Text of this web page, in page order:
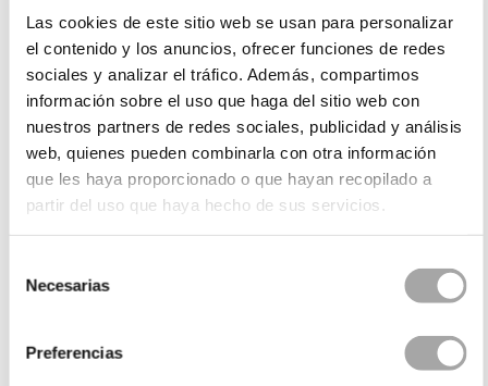
Las cookies de este sitio web se usan para personalizar
el contenido y los anuncios, ofrecer funciones de redes
sociales y analizar el tráfico. Además, compartimos
información sobre el uso que haga del sitio web con
nuestros partners de redes sociales, publicidad y análisis
web, quienes pueden combinarla con otra información
que les haya proporcionado o que hayan recopilado a
partir del uso que haya hecho de sus servicios.
Necesarias
Preferencias
PRENOTA UN APPUNTAMENTO